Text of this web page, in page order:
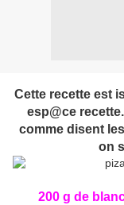
Cette recette est
esp@ce
comme disent
on
200 g de